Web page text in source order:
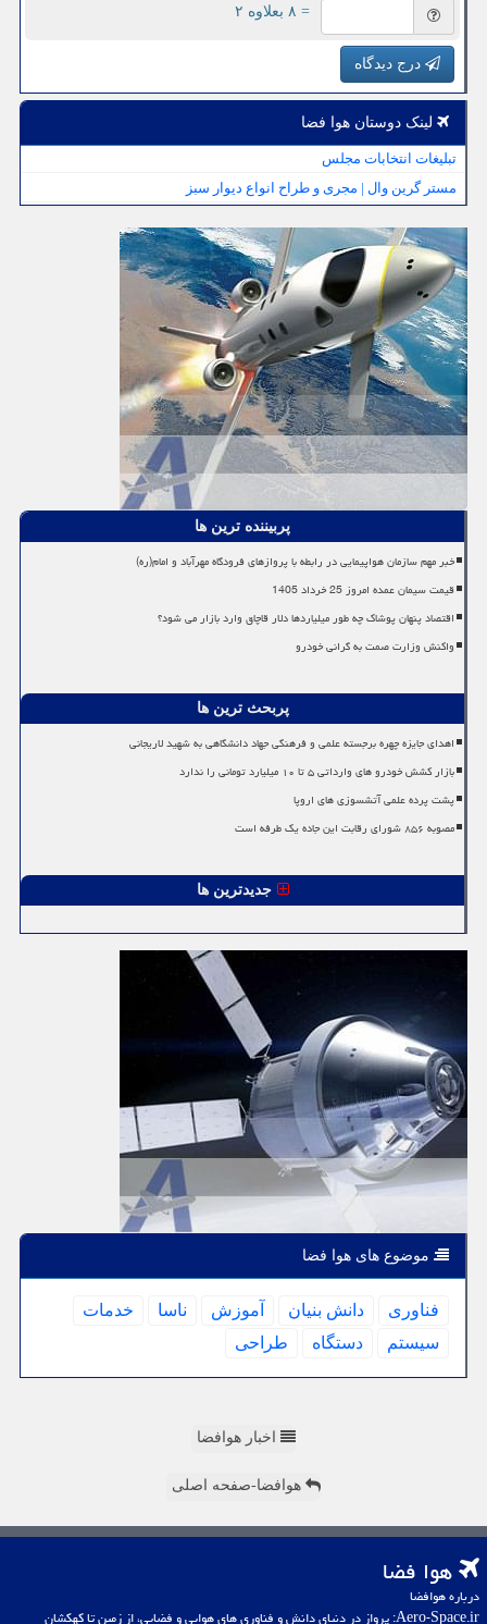
= ۸ بعلاوه ۲
درج دیدگاه
لینک دوستان هوا فضا
تبلیغات انتخابات مجلس
مستر گرین وال | مجری و طراح انواع دیوار سبز
پربیننده ترین ها
خبر مهم سازمان هواپیمایی در رابطه با پروازهای فرودگاه مهرآباد و امام(ره)
قیمت سیمان عمده امروز 25 خرداد 1405
اقتصاد پنهان پوشاک چه طور میلیاردها دلار قاچاق وارد بازار می شود؟
واکنش وزارت صمت به گرانی خودرو
پربحث ترین ها
اهدای جایزه چهره برجسته علمی و فرهنگی جهاد دانشگاهی به شهید لاریجانی
بازار کشش خودرو های وارداتی ۵ تا ۱۰ میلیارد تومانی را ندارد
پشت پرده علمی آتشسوزی های اروپا
مصوبه ۸۵۶ شورای رقابت این جاده یک طرفه است
جدیدترین ها
موضوع های هوا فضا
فناوری دانش بنیان آموزش ناسا
خدمات
سیستم
دستگاه طراحی
اخبار هوافضا
هوافضا-صفحه اصلی
هوا فضا
درباره هوافضا
Aero-Space.ir: پرواز در دنیای دانش و فناوری های هوایی و فضایی، از زمین تا کهکشان